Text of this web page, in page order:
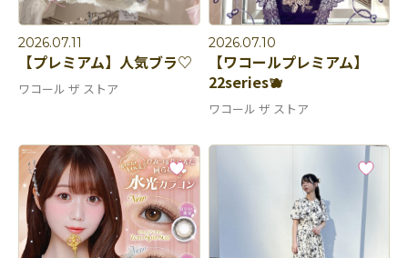
2026.07.11
【プレミアム】人気ブラ♡
ワコール ザ ストア
2026.07.10
【ワコールプレミアム】
22series🫐
ワコール ザ ストア